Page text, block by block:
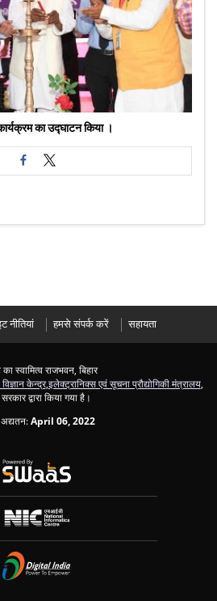
का उद्घाटन किया ।
नीतियां हमसे संपर्क करें सहायता
स्वामित्व राजभवन, बिहार
केन्द्र,इलेक्ट्रानिक्स एवं सूचना प्रौद्योगिकी मंत्रालय,
द्वारा किया गया है।
April 06, 2022